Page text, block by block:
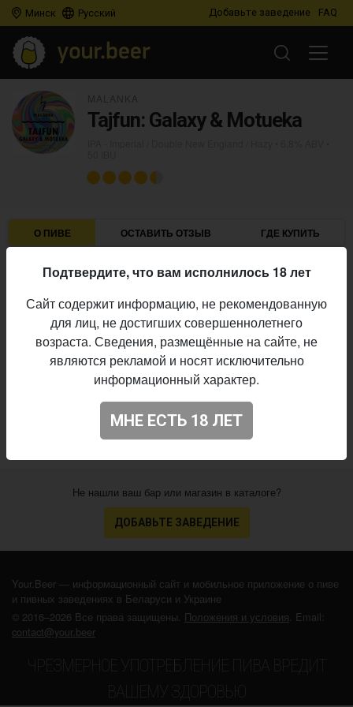
Минск Русский Добавьте заведение FAQ
Tajfun: Galaxy & Motueka
О ПИВЕ ОСТАВИТЬ ОТЗЫВ ГДЕ КУПИТЬ
Пивоварня:
Malanka
Стиль:
IPA - Imperial / Double New England / Hazy
Алкоголь:
6,8%
Горечь:
50 IBU
Начало
30.06.2026
Не нашли ваш бар или магазин в каталоге?
ДОБАВЬТЕ ЗАВЕДЕНИЕ
Your.Beer — информационный сайт и мобильное приложение о пиве
и пивных заведениях в Беларуси и Украине
© 2016–2026 Все права защищены. Положения и условия. Email:
contact@your.beer
ЧРЕЗМЕРНОЕ УПОТРЕБЛЕНИЕ ПИВА ВРЕДИТ
ВАШЕМУ ЗДОРОВЬЮ
Подтвердите, что вам исполнилось 18 лет
Сайт содержит информацию, не рекомендованную
для лиц, не достигших совершеннолетнего
возраста. Сведения, размещённые на сайте, не
являются рекламой и носят исключительно
информационный характер.
МНЕ ЕСТЬ 18 ЛЕТ